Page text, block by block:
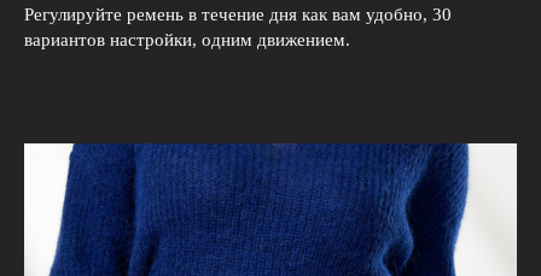
Регулируйте ремень в течение дня как вам удобно, 30
вариантов настройки, одним движением.